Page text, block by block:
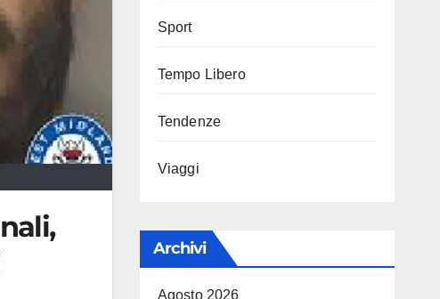
Sport
Tempo Libero
Tendenze
Viaggi
Archivi
Agosto 2026